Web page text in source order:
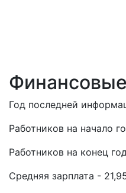
Год последней
Работников на начало
Работников на конец
Средняя зарплата -